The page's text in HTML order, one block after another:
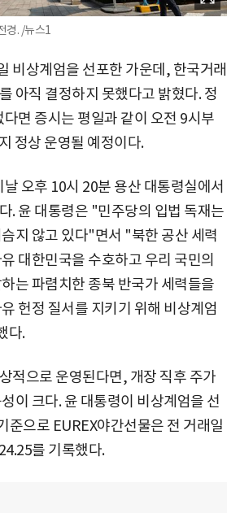
경. /뉴스1
비상계엄을 선포한 가운데, 한국거래
아직 결정하지 못했다고 밝혔다. 정
면 증시는 평일과 같이 오전 9시부
정상 운영될 예정이다.
오후 10시 20분 용산 대통령실에서
. 윤 대통령은 "민주당의 입법 독재는
지 않고 있다"면서 "북한 공산 세력
대한민국을 수호하고 우리 국민의
는 파렴치한 종북 반국가 세력들을
헌정 질서를 지키기 위해 비상계엄
다.
적으로 운영된다면, 개장 직후 주가
이 크다. 윤 대통령이 비상계엄을 선
준으로 EUREX야간선물은 전 거래일
를 기록했다.